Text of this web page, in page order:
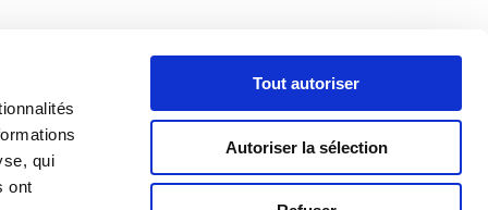
qui
ont
Tout autoriser
Autoriser la sélection